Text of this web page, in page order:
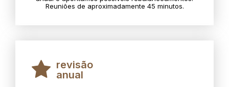
Reuniões de aproximadamente 45 minutos.
revisão
anual